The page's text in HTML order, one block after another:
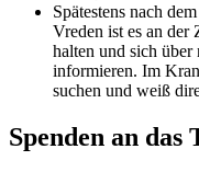
Spätestens nach
Vreden ist es an der
halten und sich über
informieren. Im
suchen und weiß
Spenden an